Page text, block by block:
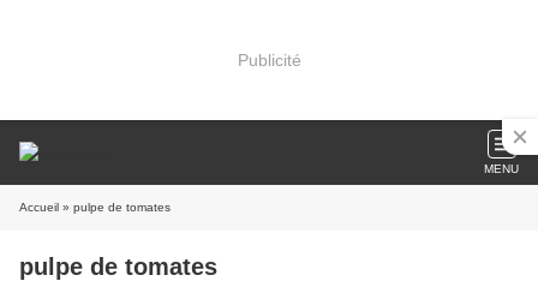
Publicité
MENU
Accueil » pulpe de tomates
pulpe de tomates